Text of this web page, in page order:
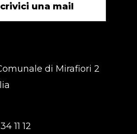
una mail
di Mirafiori 2
11 12